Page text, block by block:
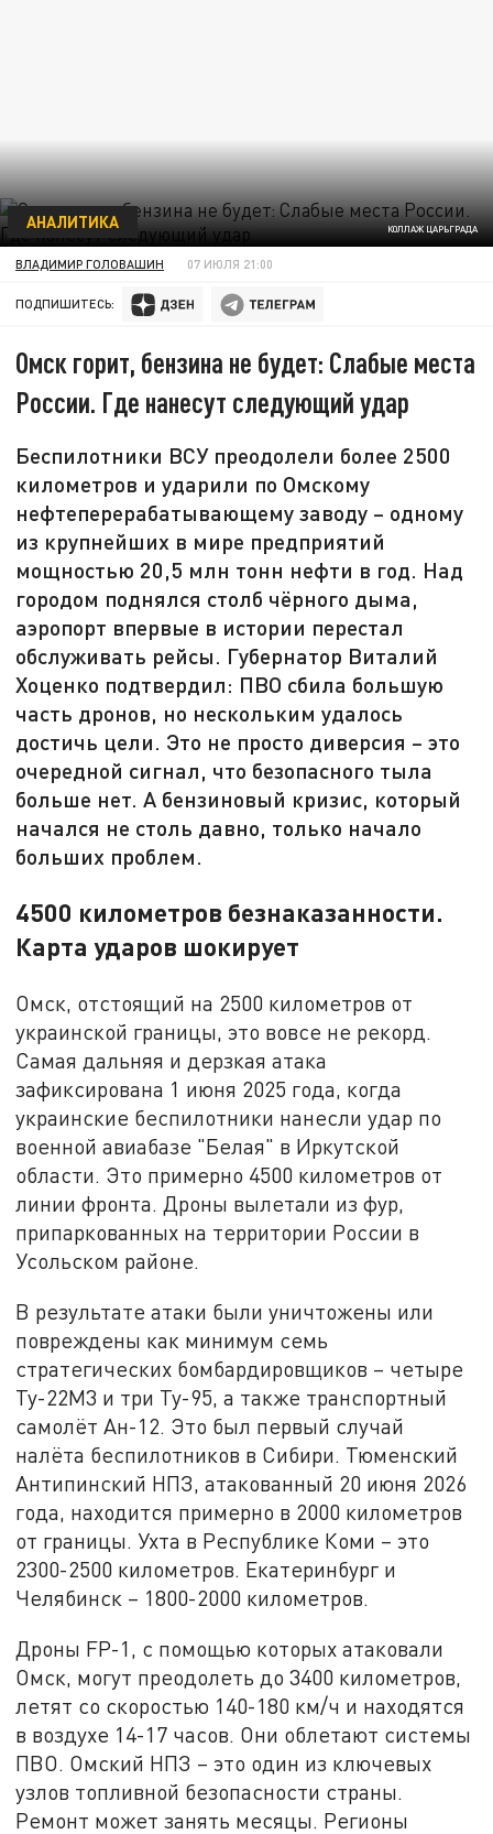
КОЛЛАЖ ЦАРЬГРАДА
АНАЛИТИКА
ВЛАДИМИР ГОЛОВАШИН 07 ИЮЛЯ 21:00
ПОДПИШИТЕСЬ:
Омск горит, бензина не будет: Слабые места
России. Где нанесут следующий удар
Беспилотники ВСУ преодолели более 2500
километров и ударили по Омскому
нефтеперерабатывающему заводу – одному
из крупнейших в мире предприятий
мощностью 20,5 млн тонн нефти в год. Над
городом поднялся столб чёрного дыма,
аэропорт впервые в истории перестал
обслуживать рейсы. Губернатор Виталий
Хоценко подтвердил: ПВО сбила большую
часть дронов, но нескольким удалось
достичь цели. Это не просто диверсия – это
очередной сигнал, что безопасного тыла
больше нет. А бензиновый кризис, который
начался не столь давно, только начало
больших проблем.
4500 километров безнаказанности.
Карта ударов шокирует
Омск, отстоящий на 2500 километров от
украинской границы, это вовсе не рекорд.
Самая дальняя и дерзкая атака
зафиксирована 1 июня 2025 года, когда
украинские беспилотники нанесли удар по
военной авиабазе "Белая" в Иркутской
области. Это примерно 4500 километров от
линии фронта. Дроны вылетали из фур,
припаркованных на территории России в
Усольском районе.
В результате атаки были уничтожены или
повреждены как минимум семь
стратегических бомбардировщиков – четыре
Ту-22М3 и три Ту-95, а также транспортный
самолёт Ан-12. Это был первый случай
налёта беспилотников в Сибири. Тюменский
Антипинский НПЗ, атакованный 20 июня 2026
года, находится примерно в 2000 километров
от границы. Ухта в Республике Коми – это
2300-2500 километров. Екатеринбург и
Челябинск – 1800-2000 километров.
Дроны FP-1, с помощью которых атаковали
Омск, могут преодолеть до 3400 километров,
летят со скоростью 140-180 км/ч и находятся
в воздухе 14-17 часов. Они облетают системы
ПВО. Омский НПЗ – это один из ключевых
узлов топливной безопасности страны.
Ремонт может занять месяцы. Регионы